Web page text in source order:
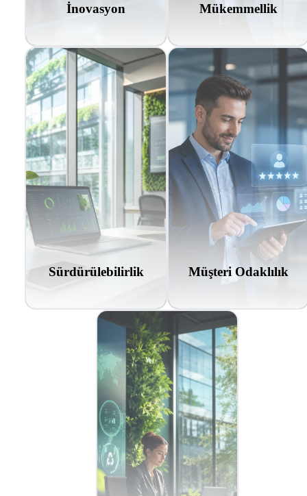
İnovasyon Mükemmellik
Sürdürülebilirlik Müşteri Odaklılık